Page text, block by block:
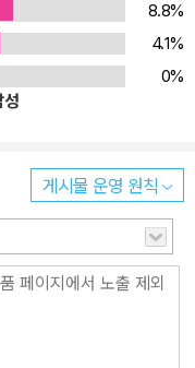
8.8%
4.1%
0%
성
게시물 운영 원칙